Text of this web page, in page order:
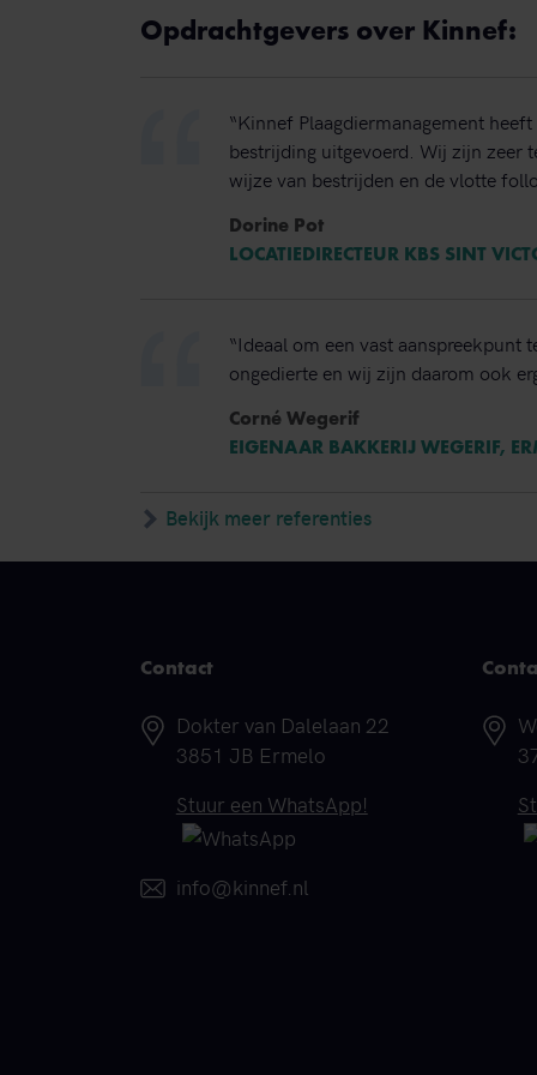
Opdrachtgevers over Kinnef:
“Kinnef Plaagdiermanagement
bestrijding uitgevoerd. Wij zijn zeer
wijze van bestrijden en de vlotte
Dorine Pot
LOCATIEDIRECTEUR KBS SINT
“Ideaal om een vast aanspreekpunt
ongedierte en wij zijn daarom ook
Corné Wegerif
EIGENAAR BAKKERIJ WEGERIF,
Bekijk meer referenties
Contact
Adres
Dokter van Dalelaan 22
3851 JB Ermelo
Telefoonnummer
Stuur een WhatsApp!
E-mail
info@kinnef.nl